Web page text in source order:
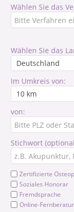
Wählen Sie das
Wählen Sie das
Im Umkreis von:
von:
Stichwort
Zertifizierte
Soziales Honorar
Fremdsprache
Online-